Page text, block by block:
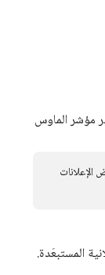
مؤشر الماوس
الإعلانات
المستبعَدة.